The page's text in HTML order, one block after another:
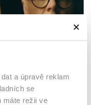
a úpravě reklam
se
máte režii ve
| Velká Británie | 20
/ Komedie